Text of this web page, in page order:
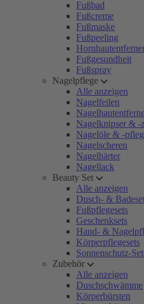
Fußbad
Fußcreme
Fußmaske
Fußpeeling
Fußgesundheit
Fußspray
Nagelpflege
Alle anzeigen
Nagelfeilen
Nagelknipser & -
Nagelöle & -
Nagelscheren
Nagelhärter
Nagellack
Beauty Set
Alle anzeigen
Dusch- &
Fußpflegesets
Geschenksets
Hand- &
Körperpflegesets
Sonnenschutz-
Zubehör
Alle anzeigen
Duschschwämme
Körperbürsten